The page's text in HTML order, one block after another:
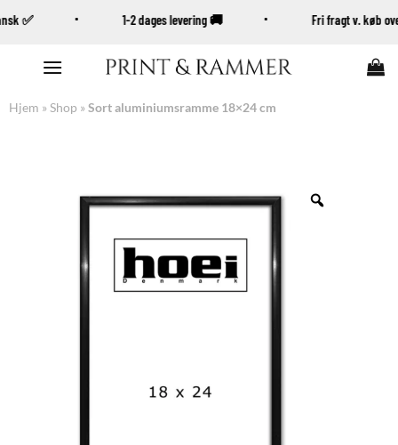
✅ 1-2 dages levering 🚚 Fri fragt v. køb
indhold
Hjem »Shop »Sort aluminiumsramme 18×24 cm